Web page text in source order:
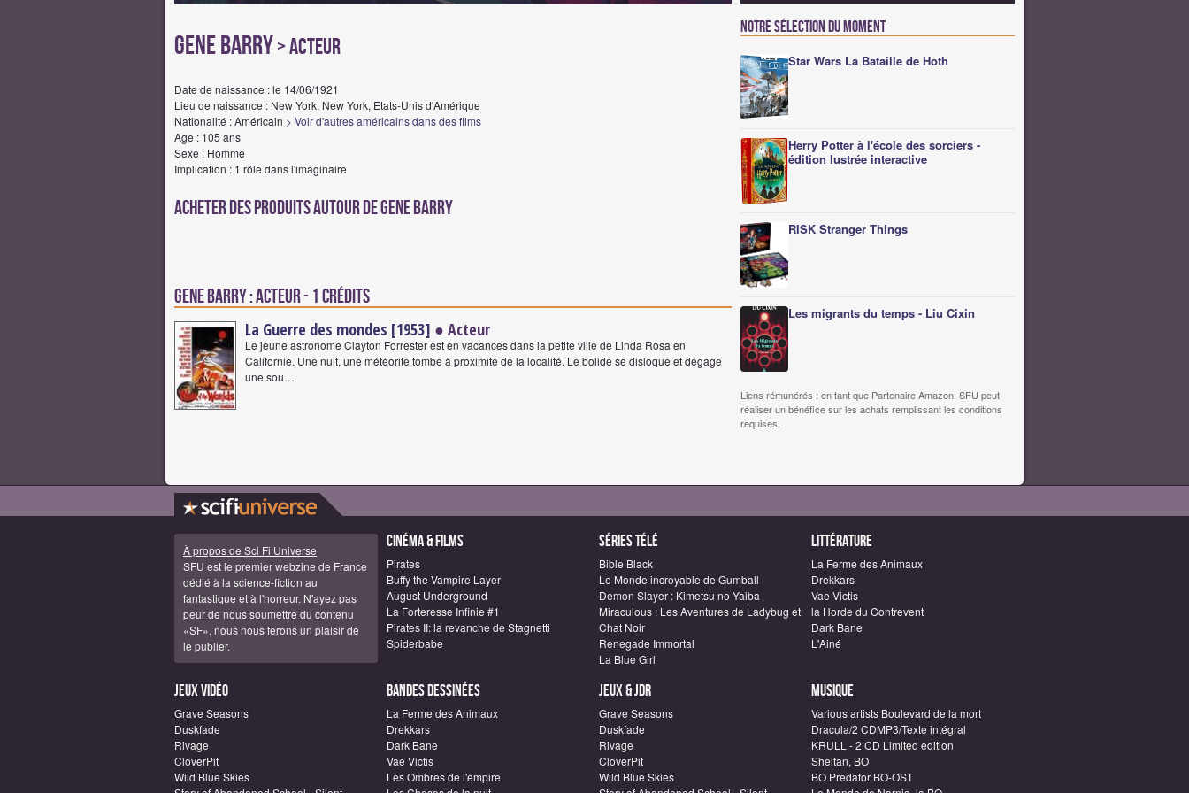
Gene Barry> Acteur
Date de naissance : le 14/06/1921
Lieu de naissance : New York, New York, Etats-Unis d'Amérique
Nationalité : Américain > Voir d'autres américains dans des films
Age : 105 ans
Sexe : Homme
Implication : 1 rôle dans l'imaginaire
Acheter des produits autour de Gene Barry
Gene Barry : Acteur - 1 crédits
La Guerre des mondes [1953] ● Acteur
Le jeune astronome Clayton Forrester est en vacances dans la petite ville de Linda Rosa en
Californie. Une nuit, une météorite tombe à proximité de la localité. Le bolide se disloque et dégage
une sou…
Notre sélection du moment
Star Wars La Bataille de Hoth
Herry Potter à l'école des sorciers -
édition lustrée interactive
RISK Stranger Things
Les migrants du temps - Liu Cixin
Liens rémunérés : en tant que Partenaire Amazon, SFU peut
réaliser un bénéfice sur les achats remplissant les conditions
requises.
À propos de Sci Fi Universe
SFU est le premier webzine de France
dédié à la science-fiction au
fantastique et à l'horreur. N'ayez pas
peur de nous soumettre du contenu
«SF», nous nous ferons un plaisir de
le publier.
Cinéma & Films
Pirates
Buffy the Vampire Layer
August Underground
La Forteresse Infinie #1
Pirates II: la revanche de Stagnetti
Spiderbabe
Séries télé
Bible Black
Le Monde incroyable de Gumball
Demon Slayer : Kimetsu no Yaiba
Miraculous : Les Aventures de Ladybug et
Chat Noir
Renegade Immortal
La Blue Girl
Littérature
La Ferme des Animaux
Drekkars
Vae Victis
la Horde du Contrevent
Dark Bane
L'Ainé
Jeux vidéo
Grave Seasons
Duskfade
Rivage
CloverPit
Wild Blue Skies
Bandes dessinées
La Ferme des Animaux
Drekkars
Dark Bane
Vae Victis
Les Ombres de l'empire
Jeux & JDR
Grave Seasons
Duskfade
Rivage
CloverPit
Wild Blue Skies
Musique
Various artists Boulevard de la mort
Dracula/2 CDMP3/Texte intégral
KRULL - 2 CD Limited edition
Sheitan, BO
BO Predator BO-OST